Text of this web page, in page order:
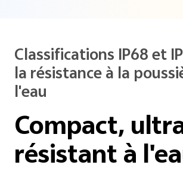
Classifications IP68 et
la résistance à la
l'eau
Compact,
résistant à